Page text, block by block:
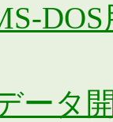
DOS
ータ